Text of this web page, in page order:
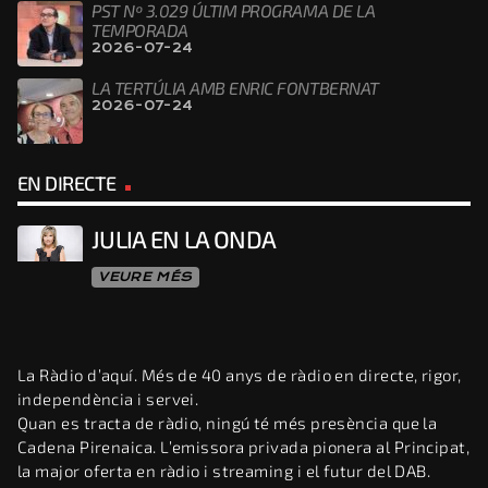
PST Nº 3.029 ÚLTIM PROGRAMA DE LA
TEMPORADA
2026-07-24
LA TERTÚLIA AMB ENRIC FONTBERNAT
2026-07-24
EN DIRECTE
JULIA EN LA ONDA
VEURE MÉS
La Ràdio d’aquí. Més de 40 anys de ràdio en directe, rigor,
independència i servei.
Quan es tracta de ràdio, ningú té més presència que la
Cadena Pirenaica. L’emissora privada pionera al Principat,
la major oferta en ràdio i streaming i el futur del DAB.